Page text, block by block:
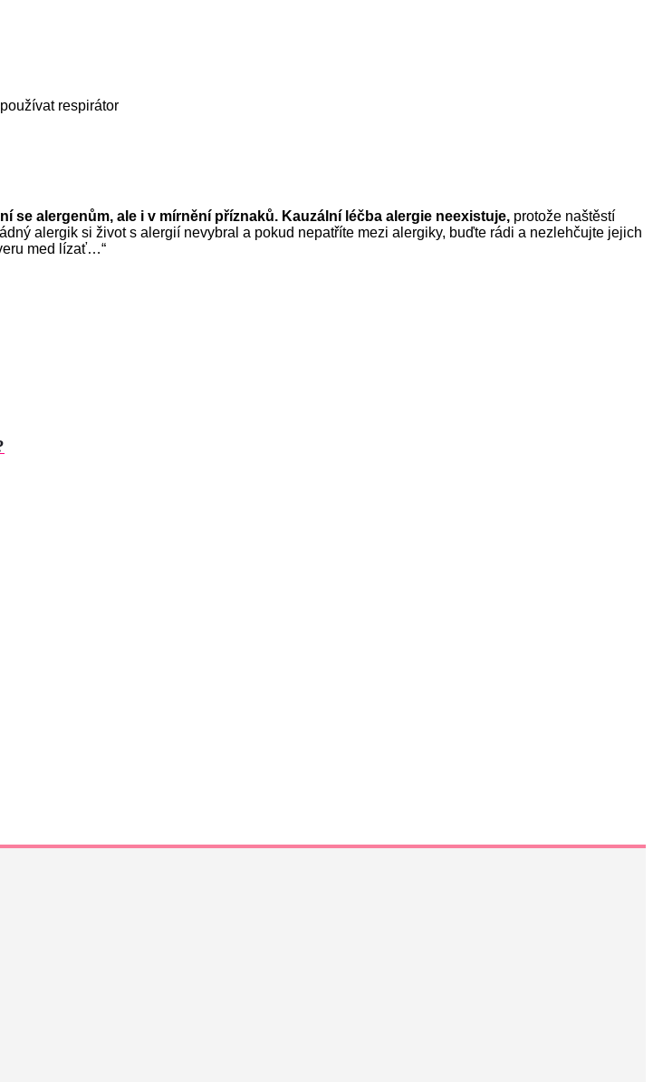
respirátor
se alergenům, ale i v mírnění příznaků. Kauzální léčba alergie neexistuje, protože naštěstí
alergik si život s alergií nevybral a pokud nepatříte mezi alergiky, buďte rádi a nezlehčujte jejich
med lízať…“